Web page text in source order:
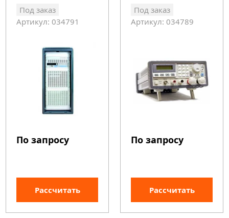
Под заказ
Артикул: 034791
По запросу
Рассчитать
Под заказ
Артикул: 034789
По запросу
Рассчитать